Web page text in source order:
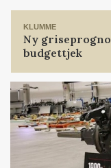
KLUMME
Ny
budgettjek